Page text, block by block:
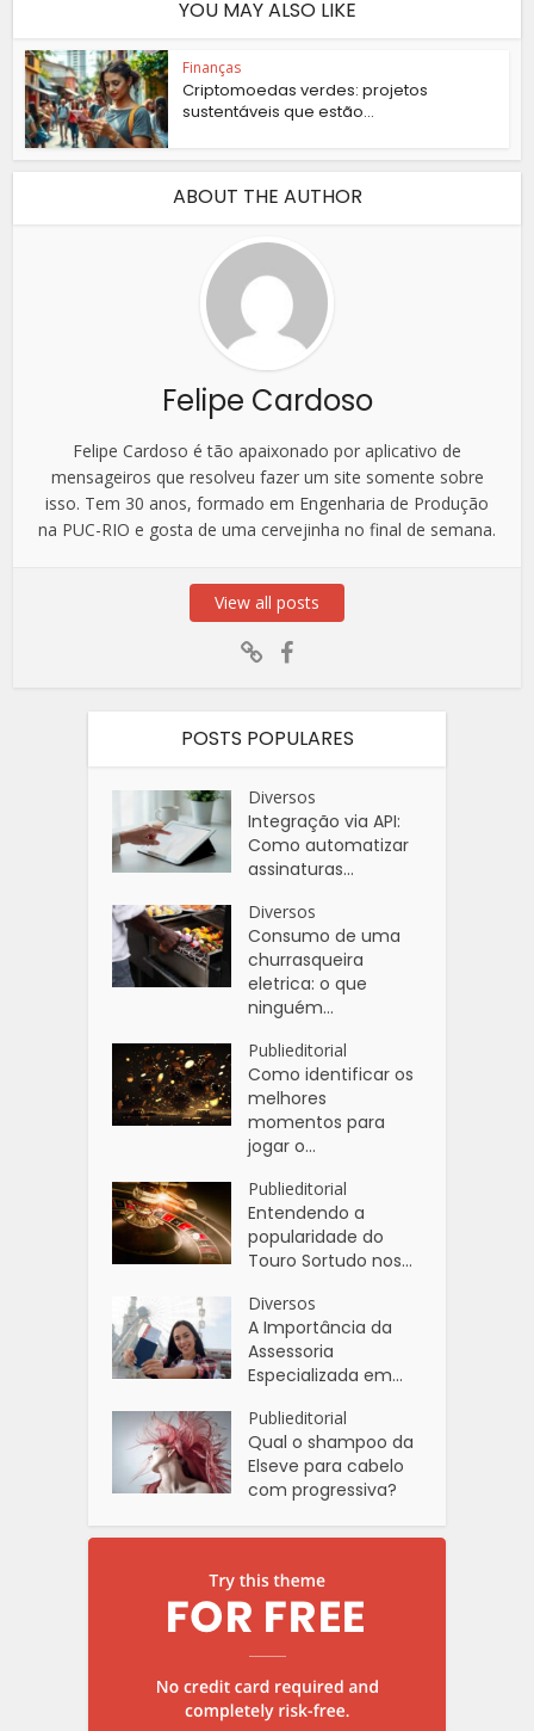
YOU MAY ALSO LIKE
Finanças
Criptomoedas verdes: projetos
sustentáveis que estão...
ABOUT THE AUTHOR
Felipe Cardoso
Felipe Cardoso é tão apaixonado por aplicativo de
mensageiros que resolveu fazer um site somente sobre
isso. Tem 30 anos, formado em Engenharia de Produção
na PUC-RIO e gosta de uma cervejinha no final de semana.
View all posts
POSTS POPULARES
Diversos
Integração via API:
Como automatizar
assinaturas...
Diversos
Consumo de uma
churrasqueira
eletrica: o que
ninguém...
Publieditorial
Como identificar os
melhores
momentos para
jogar o...
Publieditorial
Entendendo a
popularidade do
Touro Sortudo nos...
Diversos
A Importância da
Assessoria
Especializada em...
Publieditorial
Qual o shampoo da
Elseve para cabelo
com progressiva?